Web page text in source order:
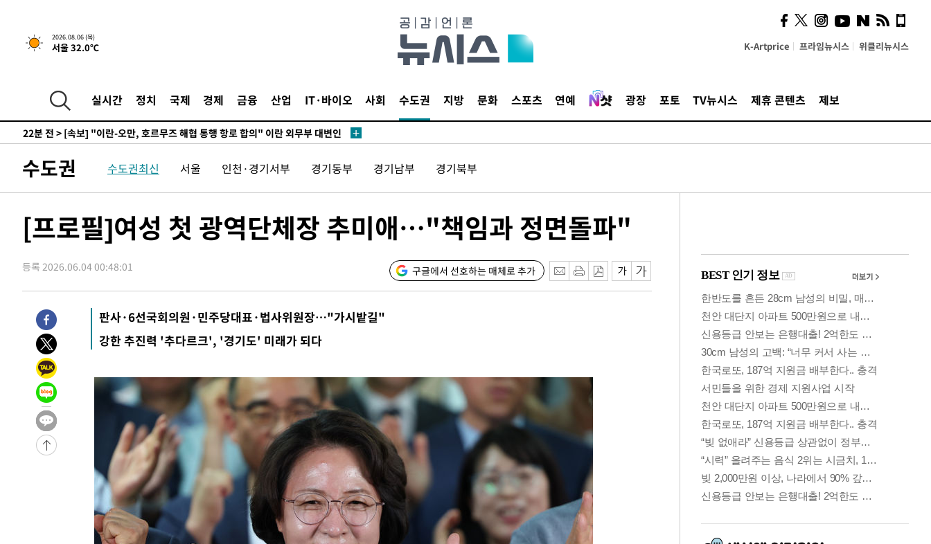
2026.08.06 (목)
서울 32.0℃ K-Artprice 프라임뉴시스 위클리뉴시스
실시간 정치 국제 경제 금융 산업 IT·바이오 사회 수도권 지방 문화 스포츠 연예 광장 포토 TV뉴시스 제휴 콘텐츠 제보
-26278초 전 >6월 경상수지 497.3억 달러…두 달 연속 사상 최대
-26229초 전 >서울 낮 39도 '폭염중대경보'…40도 관측 가능성도
-15764초 전 >
우 0.49%↑
-14119초 전 >
[속보] 이란 대통령 "지금 최고지도자와 소통하기가 매우 어려워"
취임 3년 인터뷰
22분 전 > [속보] "이란-오만, 호르무즈 해협 통행 항로 합의" 이란 외무부 대변인
-31301초 전 >서울 열대야 15일째 지속…비공식 '초열대야' 30도 넘어
-29868초 전 >
[속보]코스닥, 2.15포인트(0.27%) 내린 797.44 출발
-26249초 전 > 서울 낮 39도 '폭염중대경보'…40도 관측 가능성도
-23611초 전 >
미 워싱턴주 스포캔 시의 통제불능 3개 산불, 방화선 일부 구축
-15784초 전 >[속보] 호르무즈 해협 이란-오만 협상 기대속 뉴욕증시 혼조 마감 다
수도권 수도권최신 서울 인천·경기서부 경기동부 경기남부 경기북부
[프로필]여성 첫 광역단체장 추미애…"책임과 정면돌파"
등록 2026.06.04 00:48:01 구글에서 선호하는 매체로 추가
판사·6선국회의원·민주당대표·법사위원장…"가시밭길"
강한 추진력 '추다르크', '경기도' 미래가 되다
카페사장들 "배달플랫폼 상
생안이 더 절실"